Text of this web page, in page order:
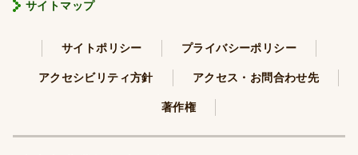
サイトマップ
サイトポリシー プライバシーポリシー
アクセシビリティ方針 アクセス・お問合わせ先
著作権